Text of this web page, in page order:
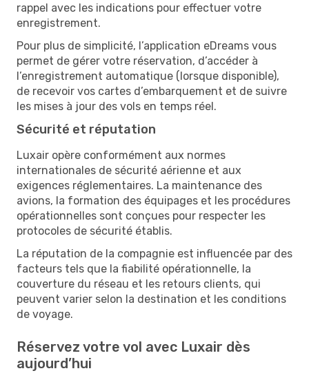
rappel avec les indications pour effectuer votre
enregistrement.
Pour plus de simplicité, l’application eDreams vous
permet de gérer votre réservation, d’accéder à
l’enregistrement automatique (lorsque disponible),
de recevoir vos cartes d’embarquement et de suivre
les mises à jour des vols en temps réel.
Sécurité et réputation
Luxair opère conformément aux normes
internationales de sécurité aérienne et aux
exigences réglementaires. La maintenance des
avions, la formation des équipages et les procédures
opérationnelles sont conçues pour respecter les
protocoles de sécurité établis.
La réputation de la compagnie est influencée par des
facteurs tels que la fiabilité opérationnelle, la
couverture du réseau et les retours clients, qui
peuvent varier selon la destination et les conditions
de voyage.
Réservez votre vol avec Luxair dès
aujourd’hui